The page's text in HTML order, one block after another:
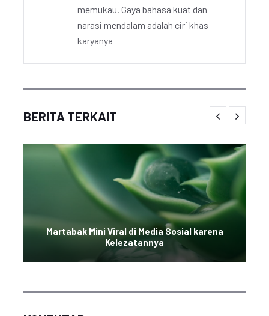
memukau. Gaya bahasa kuat dan
narasi mendalam adalah ciri khas
karyanya
BERITA TERKAIT
Martabak Mini Viral di Media Sosial karena
Kelezatannya